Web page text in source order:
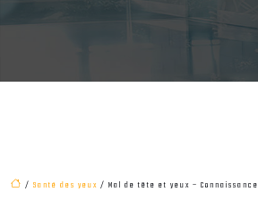
/ Santé des yeux / Mal de tête et yeux –